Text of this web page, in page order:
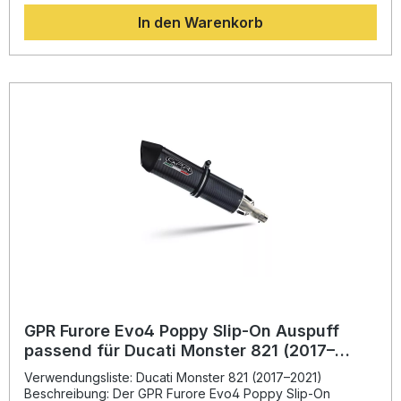
Weltmeisterschaft. Dank optimiertem Strömungsverhalten
profitieren Sie von verbessertem Drehmoment und einem
sportlich-markanten Klang. Die Installation erfolgt dank
Plug-and-Play-System einfach und passgenau. Der
ermöglichen maximale Flexibilität bei der Nutzung. GPR ist
UK, USA, Japan und vielen weiteren Ländern Sportliches
Design mit Titan-Endtopf und klassischem GP-Look
Spürbare Leistungs- und Drehmomentsteigerung
gegenüber der Serienanlage Deutlich reduziertes Gewicht
keine Modifikationen erforderlich Lieferumfang: GPR GP
In den Warenkorb
GPR Furore Evo4 Poppy Slip-On Auspuff
passend für Ducati Monster 821 (2017–
2021)
Verwendungsliste: Ducati Monster 821 (2017–2021)
Beschreibung: Der GPR Furore Evo4 Poppy Slip-On